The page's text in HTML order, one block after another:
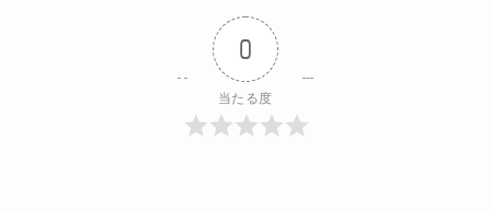
0
当たる度